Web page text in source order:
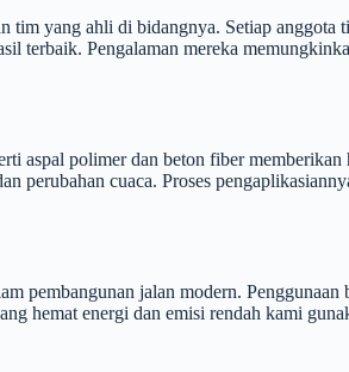
tim yang ahli di bidangnya. Setiap
terbaik. Pengalaman mereka
aspal polimer dan beton fiber
perubahan cuaca. Proses
pembangunan jalan modern.
hemat energi dan emisi rendah kami